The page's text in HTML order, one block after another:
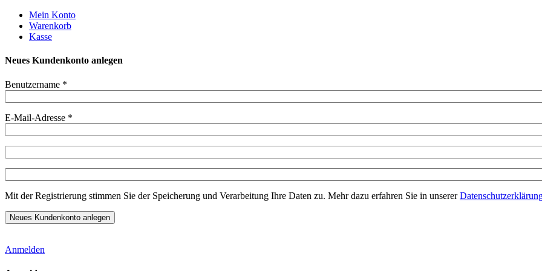
Weiter
zum
Inhalt
Mein Konto
Warenkorb
Kasse
Neues Kundenkonto anlegen
Benutzername *
E-Mail-Adresse *
Mit der Registrierung stimmen Sie der Speicherung und Verarbeitung Ihre Daten zu. Mehr dazu erfahren Sie in unserer
Anmelden